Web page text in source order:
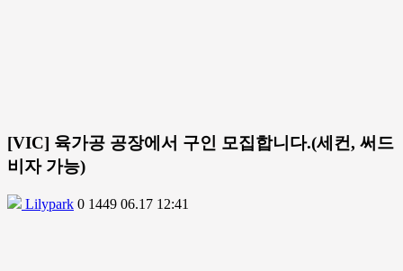
[VIC] 육가공 공장에서 구인 모집합니다.(세컨, 써드
비자 가능)
Lilypark 0 1449 06.17 12:41